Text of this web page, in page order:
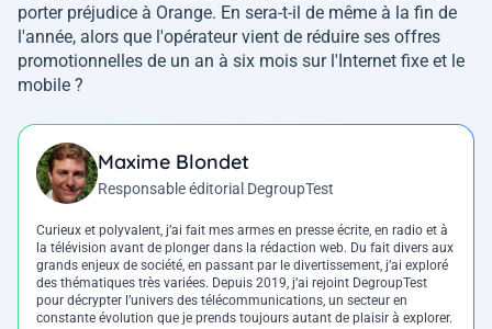
porter préjudice à Orange. En sera-t-il de même à la fin de
l'année, alors que l'opérateur vient de réduire ses offres
promotionnelles de un an à six mois sur l'Internet fixe et le
mobile ?
Maxime Blondet
Responsable éditorial DegroupTest
Curieux et polyvalent, j’ai fait mes armes en presse écrite, en radio et à
la télévision avant de plonger dans la rédaction web. Du fait divers aux
grands enjeux de société, en passant par le divertissement, j’ai exploré
des thématiques très variées. Depuis 2019, j’ai rejoint DegroupTest
pour décrypter l’univers des télécommunications, un secteur en
constante évolution que je prends toujours autant de plaisir à explorer.